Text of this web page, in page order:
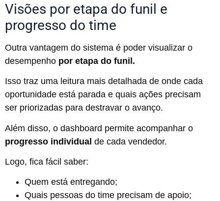
Visões por etapa do funil e
progresso do time
Outra vantagem do sistema é poder visualizar o
desempenho por etapa do funil.
Isso traz uma leitura mais detalhada de onde cada
oportunidade está parada e quais ações precisam
ser priorizadas para destravar o avanço.
Além disso, o dashboard permite acompanhar o
progresso individual de cada vendedor.
Logo, fica fácil saber:
Quem está entregando;
Quais pessoas do time precisam de apoio;